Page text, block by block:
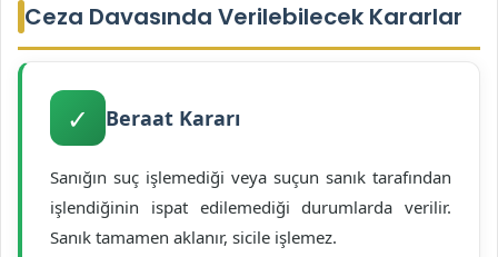
Ceza Davasında Verilebilecek Kararlar
✓ Beraat Kararı
Sanığın suç işlemediği veya suçun sanık tarafından
işlendiğinin ispat edilemediği durumlarda verilir.
Sanık tamamen aklanır, sicile işlemez.